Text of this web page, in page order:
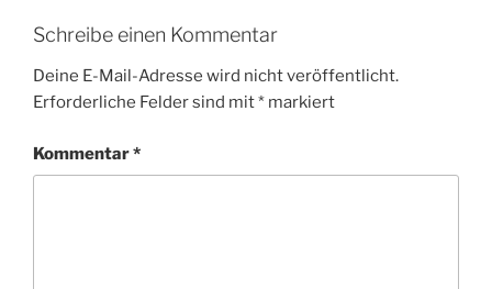
Schreibe einen Kommentar
Deine E-Mail-Adresse wird nicht veröffentlicht.
Erforderliche Felder sind mit* markiert
Kommentar*